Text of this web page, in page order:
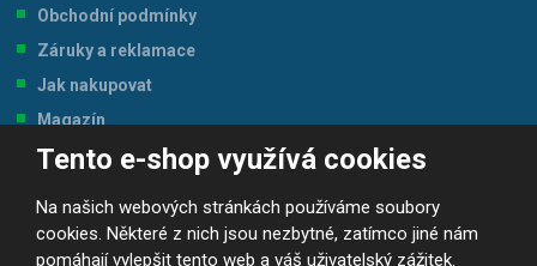
Tento e-shop využívá cookies
Na našich webových stránkách používáme soubory
cookies. Některé z nich jsou nezbytné, zatímco jiné nám
pomáhají vylepšit tento web a váš uživatelský zážitek.
Obchodní podmínky
Záruky a reklamace
Jak nakupovat
Magazín
Tabulka velikostí